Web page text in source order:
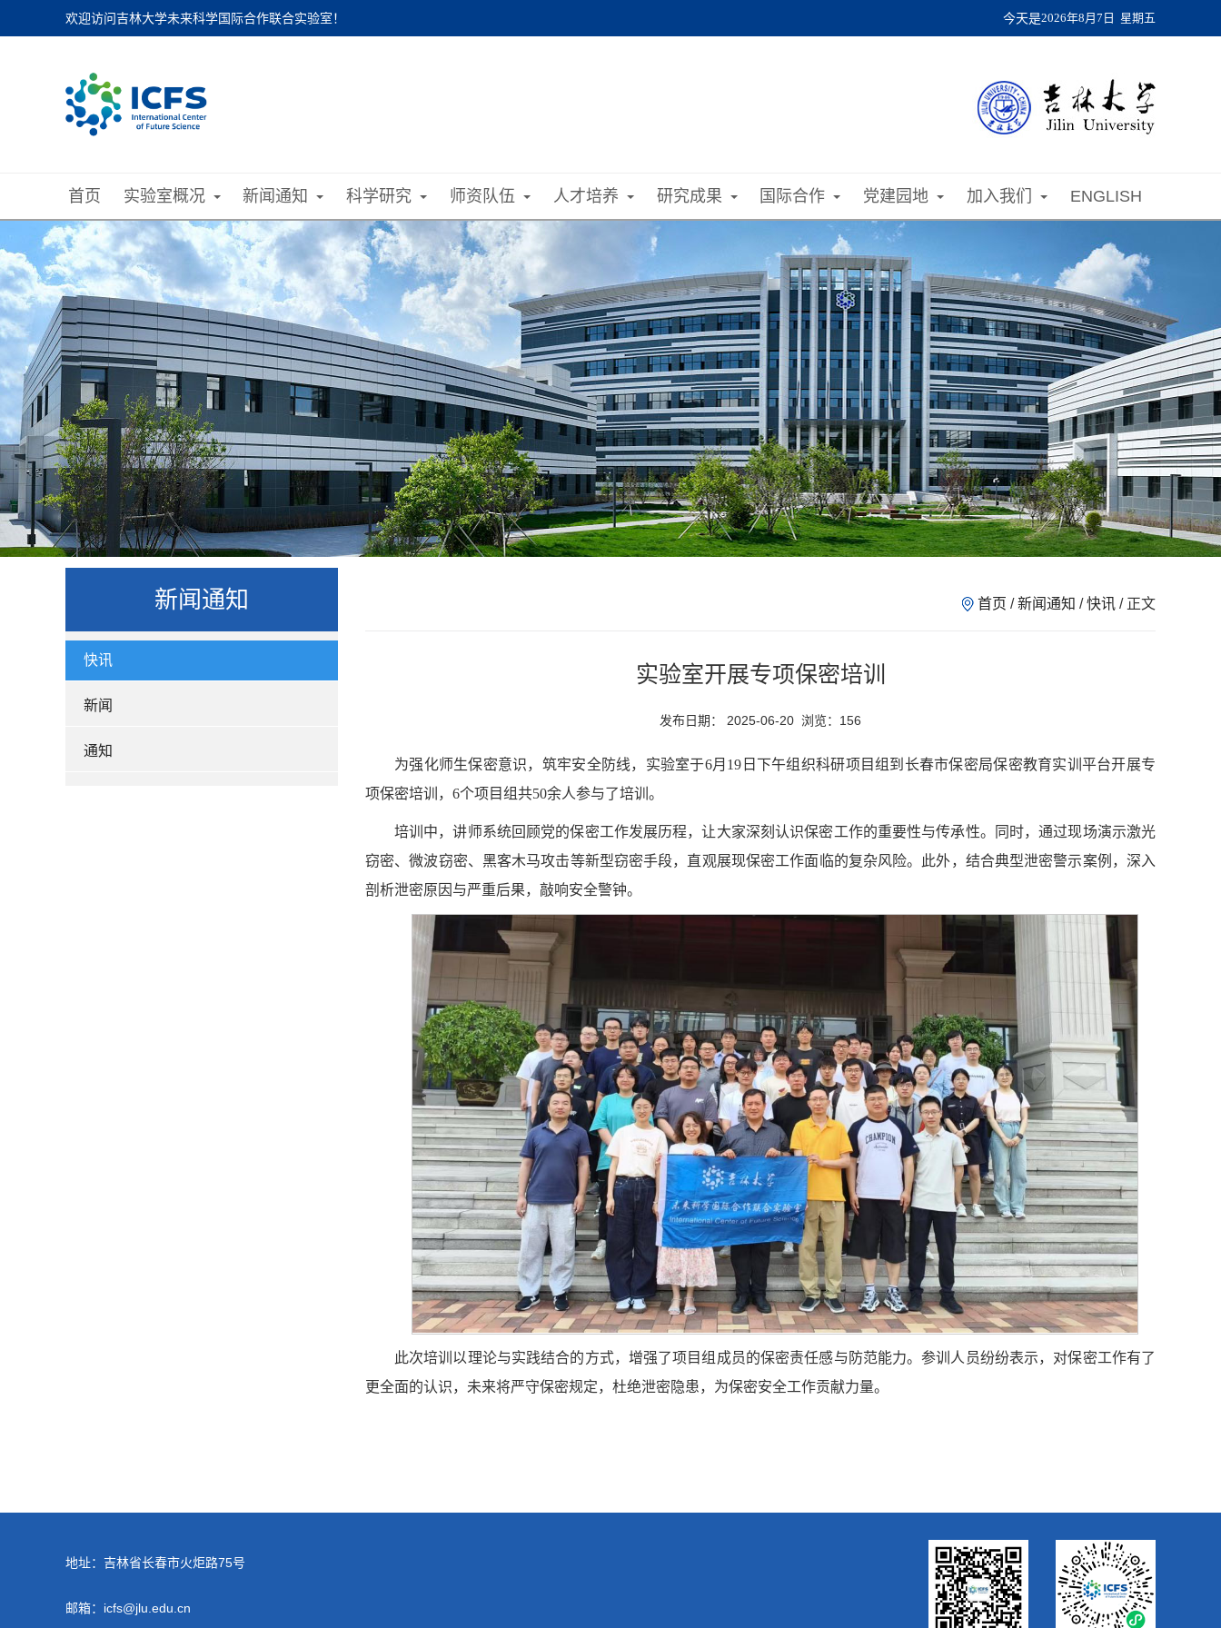
欢迎访问吉林大学未来科学国际合作联合实验室！ 今天是2026年8月7日 星期五
首页 实验室概况 新闻通知 科学研究 师资队伍 人才培养 研究成果 国际合作 党建园地 加入我们 ENGLISH
新闻通知
快讯
新闻
通知
首页 /新闻通知 /快讯 / 正文
实验室开展专项保密培训
发布日期： 2025-06-20 浏览： 156
为强化师生保密意识，筑牢安全防线，实验室于6月19日下午组织科研项目组到长春市保密局保密教育实训平台开展专
项保密培训，6个项目组共50余人参与了培训。
培训中，讲师系统回顾党的保密工作发展历程，让大家深刻认识保密工作的重要性与传承性。同时，通过现场演示激光
窃密、微波窃密、黑客木马攻击等新型窃密手段，直观展现保密工作面临的复杂风险。此外，结合典型泄密警示案例，深入
剖析泄密原因与严重后果，敲响安全警钟。
此次培训以理论与实践结合的方式，增强了项目组成员的保密责任感与防范能力。参训人员纷纷表示，对保密工作有了
更全面的认识，未来将严守保密规定，杜绝泄密隐患，为保密安全工作贡献力量。
地址：吉林省长春市火炬路75号
邮箱：icfs@jlu.edu.cn